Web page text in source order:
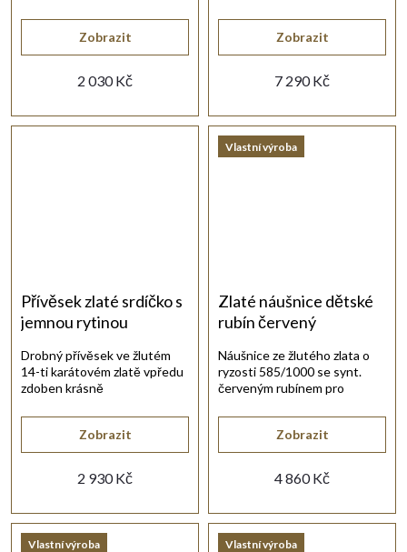
2 030 Kč
Zobrazit
7 290 Kč
Zobrazit
zapínáním.
Přívěsek zlaté srdíčko s
jemnou rytinou
2 930 Kč
Zobrazit
Drobný přívěsek ve žlutém
14-ti karátovém zlatě vpředu
zdoben krásně
Vlastní výroba
Zlaté náušnice dětské
rubín červený
4 860 Kč
Zobrazit
Náušnice ze žlutého zlata o
ryzosti 585/1000 se synt.
červeným rubínem pro
Vlastní výroba Vlastní výroba